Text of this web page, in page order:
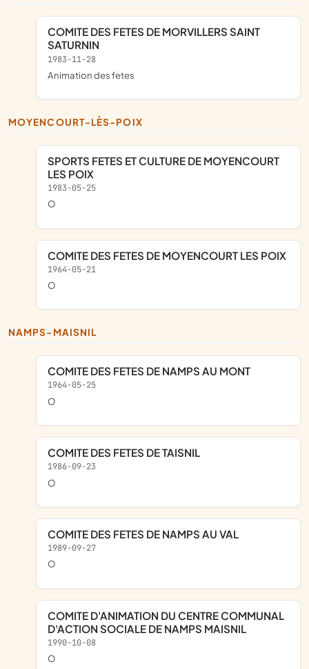
COMITE DES FETES DE MORVILLERS SAINT
SATURNIN
1983-11-28
animation des fetes
MOYENCOURT-LÈS-POIX
SPORTS FETES ET CULTURE DE MOYENCOURT
LES POIX
1983-05-25
O
COMITE DES FETES DE MOYENCOURT LES POIX
1964-05-21
o
NAMPS-MAISNIL
COMITE DES FETES DE NAMPS AU MONT
1964-05-25
o
COMITE DES FETES DE TAISNIL
1986-09-23
o
COMITE DES FETES DE NAMPS AU VAL
1989-09-27
o
COMITE D'ANIMATION DU CENTRE COMMUNAL
D'ACTION SOCIALE DE NAMPS MAISNIL
1990-10-08
o